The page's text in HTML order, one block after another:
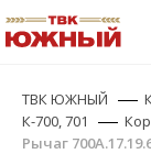
ТВК ЮЖНЫЙ
К-700, 701
Рычаг